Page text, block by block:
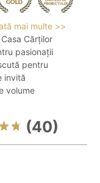
mai multe >>
Cărților
pasionații
pentru
invită
volume
(40)